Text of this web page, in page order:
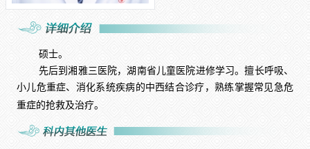
硕士。
先后到湘雅三医院，湖南省儿童医院进修学习。擅长呼吸、
小儿危重症、消化系统疾病的中西结合诊疗，熟练掌握常见急危
重症的抢救及治疗。